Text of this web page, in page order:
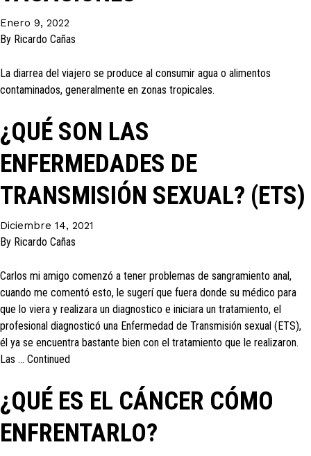
Enero 9, 2022
By Ricardo Cañas
La diarrea del viajero se produce al consumir agua o alimentos
contaminados, generalmente en zonas tropicales.
¿QUÉ SON LAS
ENFERMEDADES DE
TRANSMISIÓN SEXUAL? (ETS)
Diciembre 14, 2021
By Ricardo Cañas
Carlos mi amigo comenzó a tener problemas de sangramiento anal,
cuando me comentó esto, le sugerí que fuera donde su médico para
que lo viera y realizara un diagnostico e iniciara un tratamiento, el
profesional diagnosticó una Enfermedad de Transmisión sexual (ETS),
él ya se encuentra bastante bien con el tratamiento que le realizaron.
Las … Continued
¿QUÉ ES EL CÁNCER CÓMO
ENFRENTARLO?